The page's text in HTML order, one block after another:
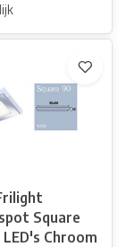
Square
Chroom